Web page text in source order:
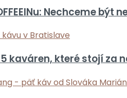
Nechceme být
kaváren, které stojí za